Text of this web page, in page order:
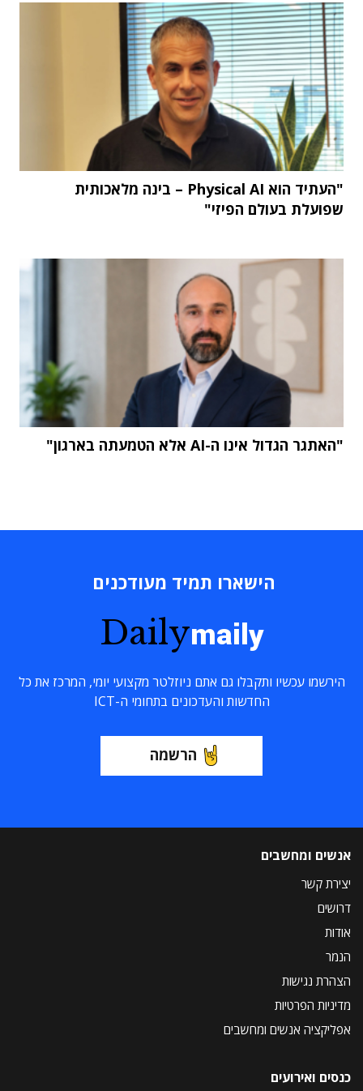
"העתיד הוא Physical AI – בינה מלאכותית
שפועלת בעולם הפיזי"
"האתגר הגדול אינו ה-AI אלא הטמעתה בארגון"
הישארו תמיד מעודכנים
Dailymaily
הירשמו עכשיו ותקבלו גם אתם ניוזלטר מקצועי יומי, המרכז את כל
החדשות והעדכונים בתחומי ה-ICT
הרשמה
אנשים ומחשבים
יצירת קשר
דרושים
אודות
הנמר
הצהרת נגישות
מדיניות הפרטיות
אפליקציה אנשים ומחשבים
כנסים ואירועים